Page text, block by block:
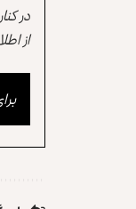
در
از